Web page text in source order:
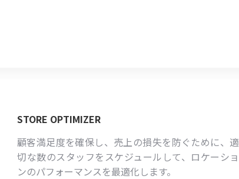
STORE OPTIMIZER
顧客満足度を確保し、売上の損失を防ぐために、適
切な数のスタッフをスケジュールして、ロケーショ
ンのパフォーマンスを最適化します。